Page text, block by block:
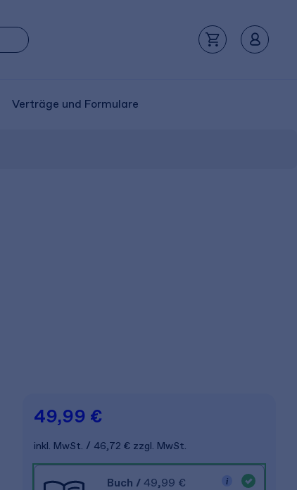
Verträge und Formulare
49,99 €
inkl. MwSt. 46,72 € zzgl. MwSt.
Buch / 49,99 €